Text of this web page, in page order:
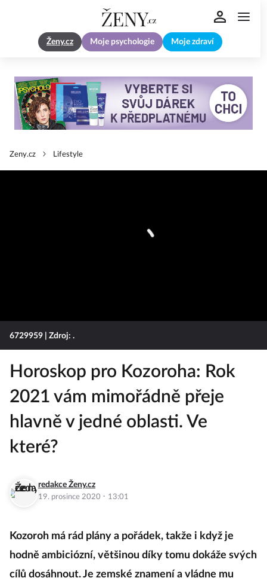
Ženy.cz Moje psychologie Moje zdraví
Zeny.cz Lifestyle
6729959 | Zdroj: .
Horoskop pro Kozoroha: Rok
2021 vám mimořádně přeje
hlavně v jedné oblasti. Ve
které?
redakce Ženy.cz
19. prosince 2020 · 13:01
Kozoroh má rád plány a pořádek, takže i když je
hodně ambiciózní, většinou díky tomu dokáže svých
cílů dosáhnout. Je zemské znamení a vládne mu